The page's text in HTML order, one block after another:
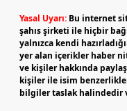
Yasal Uyarı: Bu internet
şahıs şirketi ile hiçbir
yalnızca kendi
yer alan içerikler haber
ve kişiler hakkında
kişiler ile isim
bilgiler taslak halindedir